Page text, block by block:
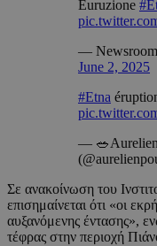
Euruzione
—
June 2, 2025
#Etna
—
Σε ανακοίνωση του
επισημαίνεται ότι «οι
αυξανόμενης έντασης»,
τέφρας στην περιοχή